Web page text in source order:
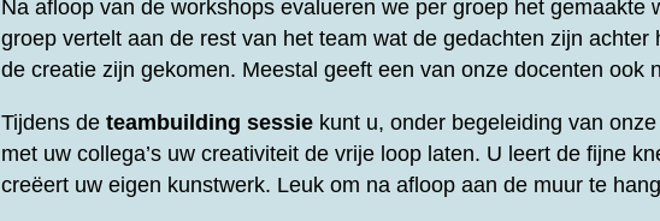
Na afloop van de workshops evalueren we per groep het gemaakte
groep vertelt aan de rest van het team wat de gedachten zijn
de creatie zijn gekomen. Meestal geeft een van onze docenten ook
Tijdens de teambuilding sessie kunt u, onder begeleiding van
met uw collega’s uw creativiteit de vrije loop laten. U leert de fijne
creëert uw eigen kunstwerk. Leuk om na afloop aan de muur te